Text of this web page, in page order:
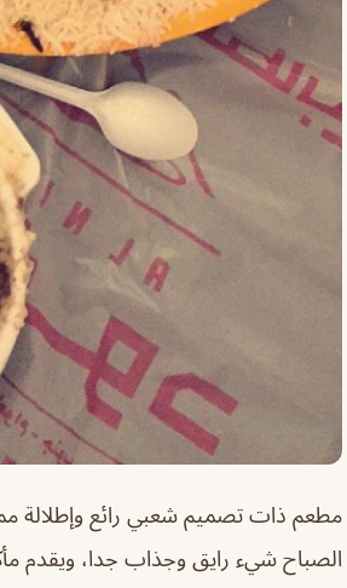
مطعم ذات تصميم شعبي رائع وإطلالة
الصباح شيء رايق وجذاب جدا، ويقدم